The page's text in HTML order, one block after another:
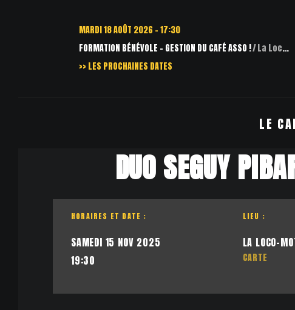
MARDI 18 AOÛT 2026 - 17:30
FORMATION BÉNÉVOLE – GESTION DU CAFÉ ASSO ! La Loco-Motive 48
>> LES PROCHAINES DATES
LE
DUO SEGUY
HORAIRES ET DATE :
SAMEDI 15 NOV 2025
19:30
LIEU :
LA LOCO-
CARTE